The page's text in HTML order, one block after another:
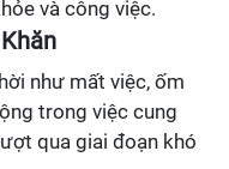
và công việc.
như mất việc, ốm
trong việc cung
qua giai đoạn khó